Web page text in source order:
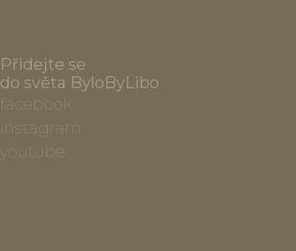
Přidejte se
do světa ByloByLibo
facebook
instagram
youtube